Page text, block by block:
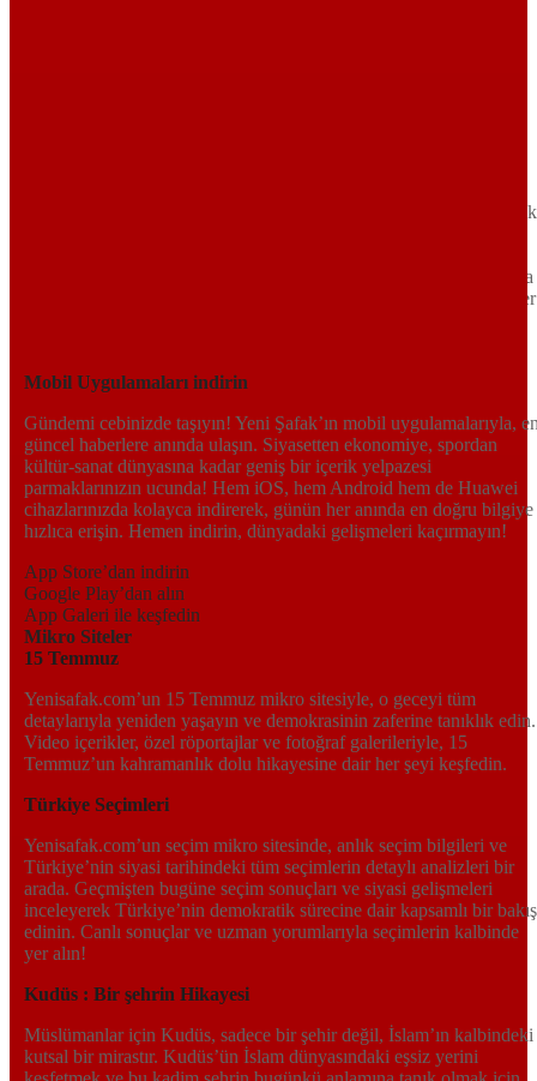
Tarafsız, dinamik ve derinlemesine habercilik anlayışıyla Yeni
bir yelpazede sunduğu haberlerle, hem Türkiye’de hem de dünyada
neler olup bittiğini anında öğrenin. Dijital platformlarıyla her an, her
Mobil Uygulamaları indirin
Gündemi cebinizde taşıyın! Yeni Şafak’ın mobil uygulamalarıyla,
güncel haberlere anında ulaşın. Siyasetten ekonomiye, spordan
kültür-sanat dünyasına kadar geniş bir içerik yelpazesi
parmaklarınızın ucunda! Hem iOS, hem Android hem de Huawei
cihazlarınızda kolayca indirerek, günün her anında en doğru bilgiye
hızlıca erişin. Hemen indirin, dünyadaki gelişmeleri kaçırmayın!
App Store’dan indirin
Google Play’dan alın
App Galeri ile keşfedin
Mikro Siteler
15 Temmuz
Yenisafak.com’un 15 Temmuz mikro sitesiyle, o geceyi tüm
detaylarıyla yeniden yaşayın ve demokrasinin zaferine tanıklık edin.
Video içerikler, özel röportajlar ve fotoğraf galerileriyle, 15
Temmuz’un kahramanlık dolu hikayesine dair her şeyi keşfedin.
Türkiye Seçimleri
Yenisafak.com’un seçim mikro sitesinde, anlık seçim bilgileri ve
Türkiye’nin siyasi tarihindeki tüm seçimlerin detaylı analizleri bir
arada. Geçmişten bugüne seçim sonuçları ve siyasi gelişmeleri
inceleyerek Türkiye’nin demokratik sürecine dair kapsamlı bir bakış
edinin. Canlı sonuçlar ve uzman yorumlarıyla seçimlerin kalbinde
yer alın!
Kudüs : Bir şehrin Hikayesi
Müslümanlar için Kudüs, sadece bir şehir değil, İslam’ın kalbindeki
kutsal bir mirastır. Kudüs’ün İslam dünyasındaki eşsiz yerini